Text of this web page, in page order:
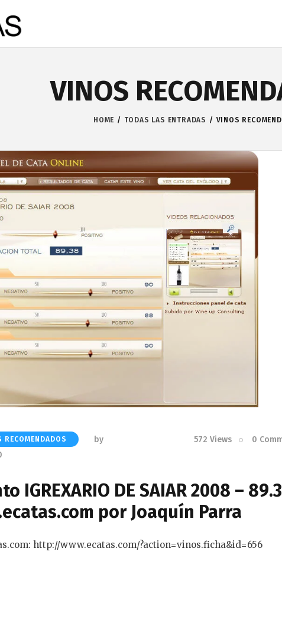
VINOS
HOME TODAS LAS ENTRADAS VINOS
RECOMENDADOS
by
572 Views 0
IGREXARIO DE SAIAR 2008 –
por Joaquín Parra
http://www.ecatas.com/?action=vinos.ficha&id=656